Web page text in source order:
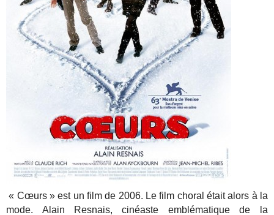
« Cœurs » est un film de 2006. Le film choral était alors à la
mode. Alain Resnais, cinéaste emblématique de la